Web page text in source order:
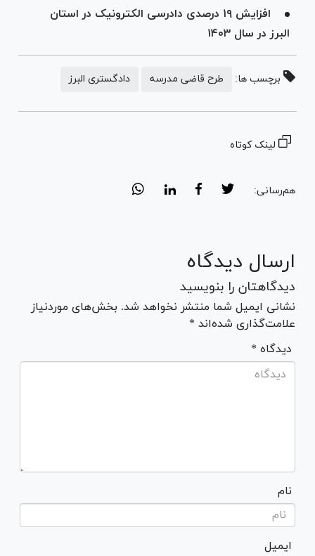
افزایش ۱۹ درصدی دادرسی الکترونیک در استان
البرز در سال ۱۴۰۳
برچسب ها: طرح قاضی مدرسه دادگستری البرز
لینک کوتاه
هم‌رسانی:
ارسال دیدگاه
دیدگاهتان را بنویسید
نشانی ایمیل شما منتشر نخواهد شد. بخش‌های موردنیاز
علامت‌گذاری شده‌اند *
* دیدگاه
نام
ایمیل